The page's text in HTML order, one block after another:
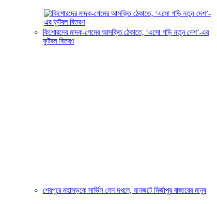
কিশোরদের মাদক-গেমের আসক্তি ঠেকাতে, ‘এসো গড়ি নতুন দেশ’-এর
ফুটবল বিতরণ
শেরপুরে মহাসড়কে সার্ভিস লেন দখলে, যানজটে মির্জাপুর বাজারের মানুষ